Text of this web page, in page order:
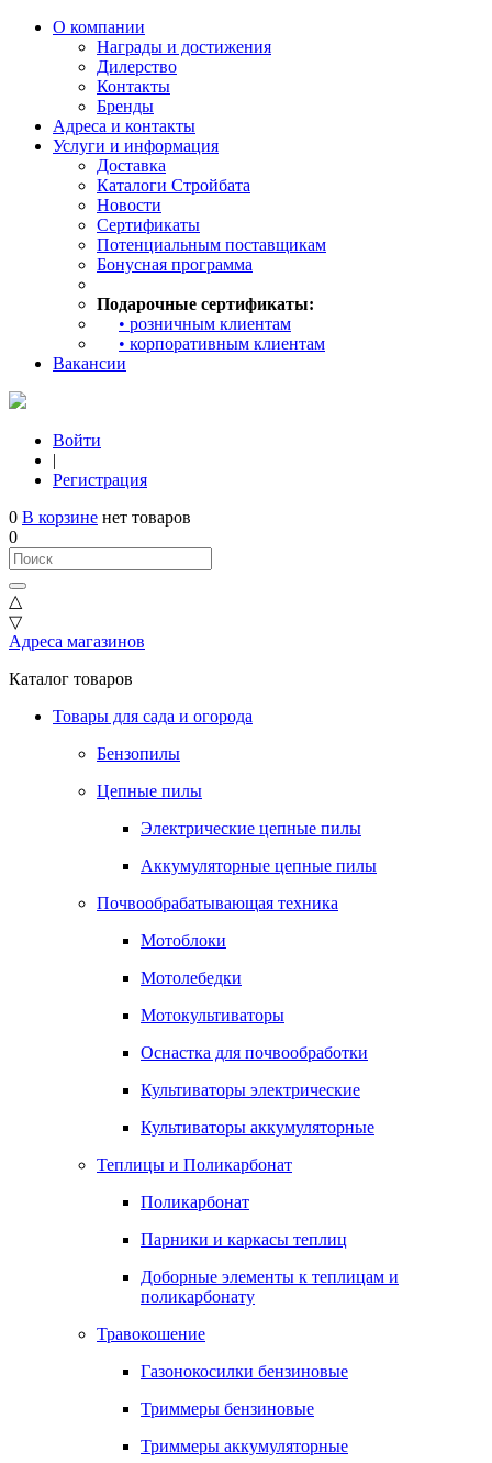
О компании
Награды и достижения
Дилерство
Контакты
Бренды
Адреса и контакты
Услуги и информация
Доставка
Каталоги Стройбата
Новости
Сертификаты
Потенциальным поставщикам
Бонусная программа
Подарочные сертификаты:
• розничным клиентам
• корпоративным клиентам
Вакансии
Войти
|
Регистрация
0 В корзине нет товаров
0
△
▽
Адреса магазинов
Каталог товаров
Товары для сада и огорода
Бензопилы
Цепные пилы
Электрические цепные пилы
Аккумуляторные цепные пилы
Почвообрабатывающая техника
Мотоблоки
Мотолебедки
Мотокультиваторы
Оснастка для почвообработки
Культиваторы электрические
Культиваторы аккумуляторные
Теплицы и Поликарбонат
Поликарбонат
Парники и каркасы теплиц
Доборные элементы к теплицам и
поликарбонату
Травокошение
Газонокосилки бензиновые
Триммеры бензиновые
Триммеры аккумуляторные